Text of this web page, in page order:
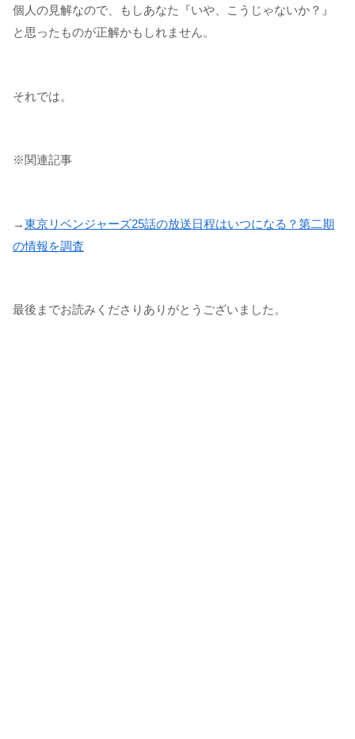
個人の見解なので、もしあなた『いや、こうじゃないか？』
と思ったものが正解かもしれません。
それでは。
※関連記事
→東京リベンジャーズ25話の放送日程はいつになる？第二期
の情報を調査
最後までお読みくださりありがとうございました。